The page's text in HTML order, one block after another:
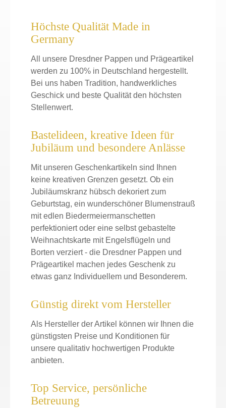
Höchste Qualität Made in
Germany
All unsere Dresdner Pappen und Prägeartikel
werden zu 100% in Deutschland hergestellt.
Bei uns haben Tradition, handwerkliches
Geschick und beste Qualität den höchsten
Stellenwert.
Bastelideen, kreative Ideen für
Jubiläum und besondere Anlässe
Mit unseren Geschenkartikeln sind Ihnen
keine kreativen Grenzen gesetzt. Ob ein
Jubiläumskranz hübsch dekoriert zum
Geburtstag, ein wunderschöner Blumenstrauß
mit edlen Biedermeiermanschetten
perfektioniert oder eine selbst gebastelte
Weihnachtskarte mit Engelsflügeln und
Borten verziert - die Dresdner Pappen und
Prägeartikel machen jedes Geschenk zu
etwas ganz Individuellem und Besonderem.
Günstig direkt vom Hersteller
Als Hersteller der Artikel können wir Ihnen die
günstigsten Preise und Konditionen für
unsere qualitativ hochwertigen Produkte
anbieten.
Top Service, persönliche
Betreuung